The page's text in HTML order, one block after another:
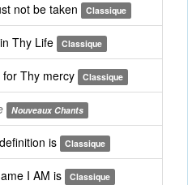
not be taken Classique
Thy Life Classique
Thy mercy Classique
Nouveaux Chants
is Classique
I AM is Classique